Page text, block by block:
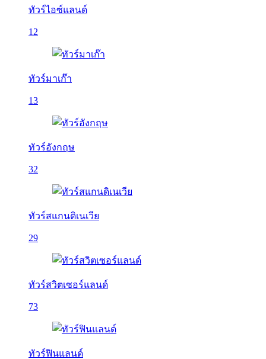
ทัวร์ไอซ์แลนด์
12
ทัวร์มาเก๊า
13
ทัวร์อังกฤษ
32
ทัวร์สแกนดิเนเวีย
29
ทัวร์สวิตเซอร์แลนด์
73
ทัวร์ฟินแลนด์